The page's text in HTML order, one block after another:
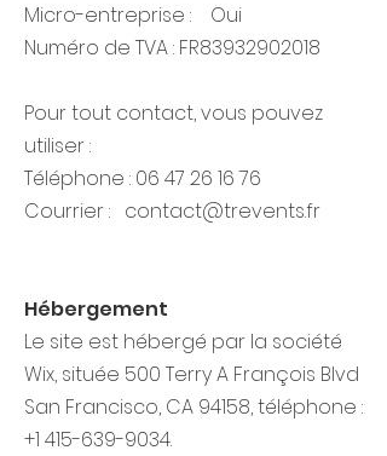
Micro-entreprise : Oui
Numéro de TVA : FR83932902018
Pour tout contact, vous pouvez
utiliser :
​Téléphone : 06 47 26 16 76
Courrier : contact@trevents.fr
Hébergement
Le site est hébergé par la société
Wix​, située 500 Terry A François Blvd
San Francisco, CA 94158, téléphone :
+1 415-639-9034.